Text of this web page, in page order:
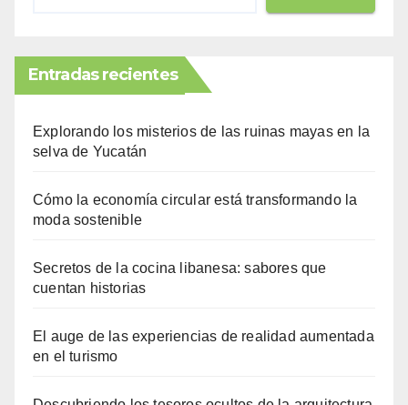
Entradas recientes
Explorando los misterios de las ruinas mayas en la
selva de Yucatán
Cómo la economía circular está transformando la
moda sostenible
Secretos de la cocina libanesa: sabores que
cuentan historias
El auge de las experiencias de realidad aumentada
en el turismo